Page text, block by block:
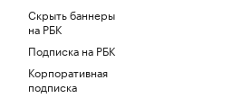
Скрыть баннеры
на РБК
Подписка на РБК
Корпоративная
подписка